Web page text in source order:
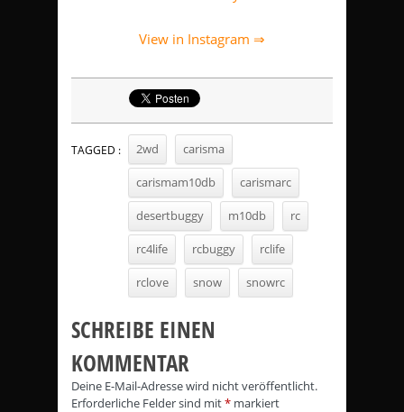
View in Instagram ⇒
TAGGED : 2wd carisma
carismam10db carismarc
desertbuggy m10db rc
rc4life rcbuggy rclife
rclove snow snowrc
SCHREIBE EINEN
KOMMENTAR
Deine E-Mail-Adresse wird nicht veröffentlicht.
Erforderliche Felder sind mit* markiert